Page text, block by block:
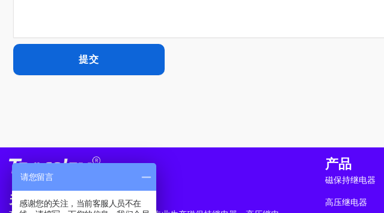
提交
关于我们
产品
磁保持继电器
高压继电器
请您留言
感谢您的关注，当前客服人员不在